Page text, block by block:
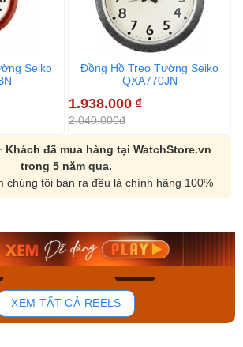
Seiko
Đồng Hồ Treo Tường Seiko
QXA770JN
1.938.000 ₫
2.040.000đ
Khách đã mua hàng tại WatchStore.vn
trong 5 năm qua.
chúng tôi bán ra đều là chính hãng 100%
194
RA-
Casio Nam MTS-
Mua ngay
XEM TẤT CẢ REELS